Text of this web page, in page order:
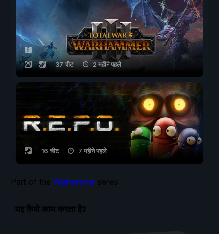
37 चीट 2 महीने पहले
16 चीट 7 महीने पहले
Part of the Warhammer series
यह कैसे काम करता है?